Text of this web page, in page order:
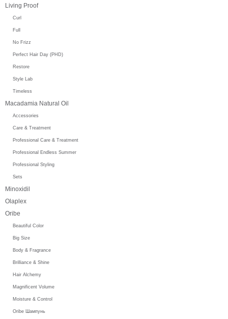
Living Proof
Curl
Full
No Frizz
Perfect Hair Day (PHD)
Restore
Style Lab
Timeless
Macadamia Natural Oil
Accessories
Care & Treatment
Professional Care & Treatment
Professional Endless Summer
Professional Styling
Sets
Minoxidil
Olaplex
Oribe
Beautiful Color
Big Size
Body & Fragrance
Brilliance & Shine
Hair Alchemy
Magnificent Volume
Moisture & Control
Oribe Шампунь